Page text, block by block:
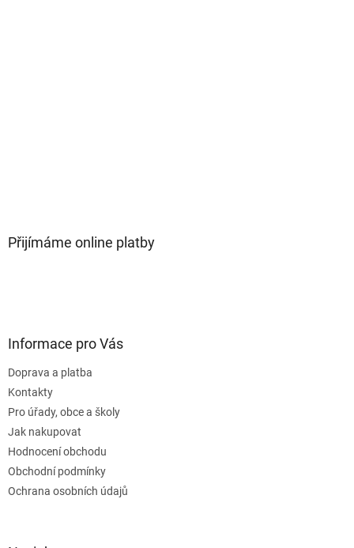
Přijímáme online platby
Informace pro Vás
Doprava a platba
Kontakty
Pro úřady, obce a školy
Jak nakupovat
Hodnocení obchodu
Obchodní podmínky
Ochrana osobních údajů